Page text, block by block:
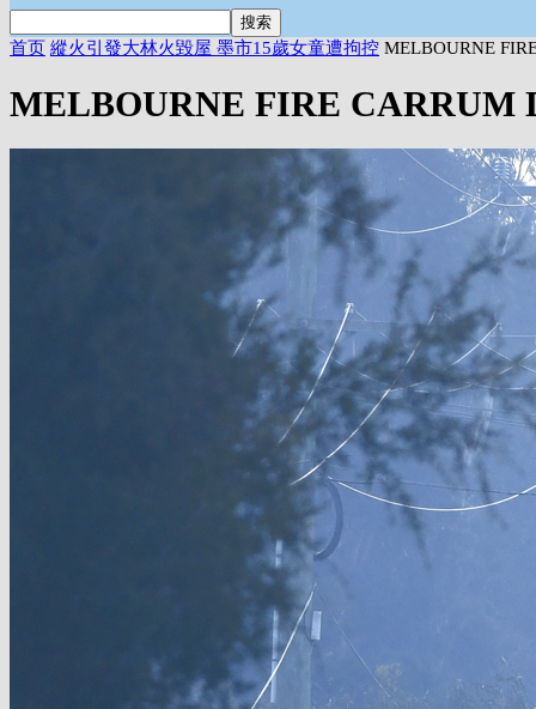
首页 縱火引發大林火毀屋 墨市15歲女童遭拘控 MELBOURNE
MELBOURNE FIRE CARRUM